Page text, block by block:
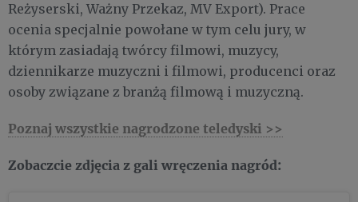
Reżyserski, Ważny Przekaz, MV Export). Prace
ocenia specjalnie powołane w tym celu jury, w
którym zasiadają twórcy filmowi, muzycy,
dziennikarze muzyczni i filmowi, producenci oraz
osoby związane z branżą filmową i muzyczną.
Poznaj wszystkie nagrodzone teledyski >>
Zobaczcie zdjęcia z gali wręczenia nagród: